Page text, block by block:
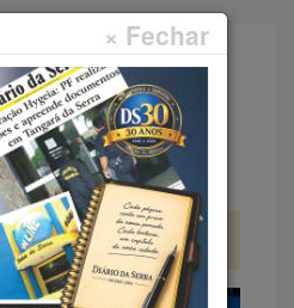
× Fechar
Menu